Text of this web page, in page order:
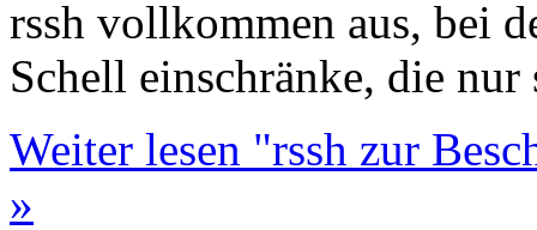
rssh vollkommen aus, bei
Schell einschränke, die nur
Weiter lesen "rssh zur
»